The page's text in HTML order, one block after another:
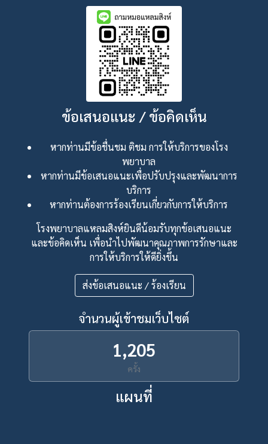
ข้อเสนอแนะ / ข้อคิดเห็น
หากท่านมีข้อชื่นชม ติชม การให้บริการของโรง
พยาบาล
หากท่านมีข้อเสนอแนะเพื่อปรับปรุงและพัฒนาการ
บริการ
หากท่านต้องการร้องเรียนเกี่ยวกับการให้บริการ
โรงพยาบาลแหลมสิงห์ยินดีน้อมรับทุกข้อเสนอแนะ
และข้อคิดเห็น เพื่อนำไปพัฒนาคุณภาพการรักษาและ
การให้บริการให้ดียิ่งขึ้น
ส่งข้อเสนอแนะ / ร้องเรียน
จำนวนผู้เข้าชมเว็บไซต์
1,205
ครั้ง
แผนที่